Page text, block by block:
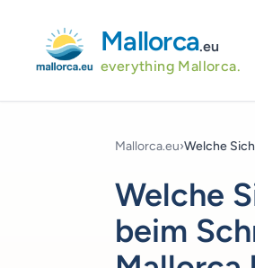
Mallorca.eu
everything Mallorca.
Mallorca.eu›Welche
Welche
beim